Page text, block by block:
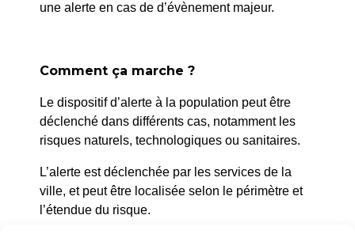
une alerte en cas de d’évènement majeur.
Comment ça marche ?
Le dispositif d’alerte à la population peut être
déclenché dans différents cas, notamment les
risques naturels, technologiques ou sanitaires.
L’alerte est déclenchée par les services de la
ville, et peut être localisée selon le périmètre et
l’étendue du risque.